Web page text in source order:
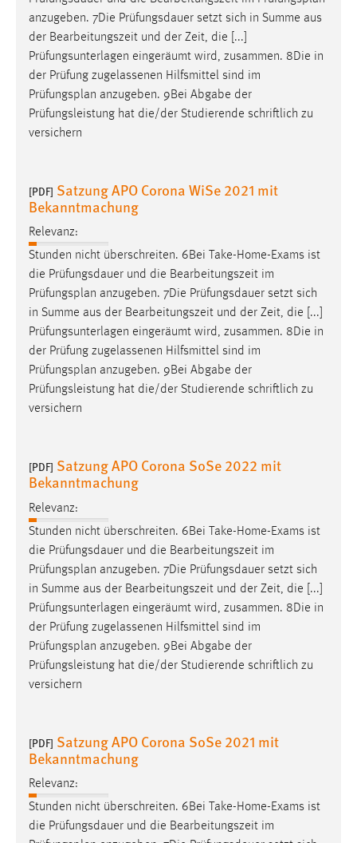
anzugeben. 7Die Prüfungsdauer setzt sich in Summe aus
der Bearbeitungszeit und der Zeit, die [...]
Prüfungsunterlagen eingeräumt wird, zusammen. 8Die in
der Prüfung zugelassenen Hilfsmittel sind im
Prüfungsplan anzugeben. 9Bei Abgabe der
Prüfungsleistung hat die/der Studierende schriftlich zu
versichern
[PDF] Satzung APO Corona WiSe 2021 mit
Bekanntmachung
Relevanz:
Stunden nicht überschreiten. 6Bei Take-Home-Exams ist
die Prüfungsdauer und die Bearbeitungszeit im
Prüfungsplan anzugeben. 7Die Prüfungsdauer setzt sich
in Summe aus der Bearbeitungszeit und der Zeit, die [...]
Prüfungsunterlagen eingeräumt wird, zusammen. 8Die in
der Prüfung zugelassenen Hilfsmittel sind im
Prüfungsplan anzugeben. 9Bei Abgabe der
Prüfungsleistung hat die/der Studierende schriftlich zu
versichern
[PDF] Satzung APO Corona SoSe 2022 mit
Bekanntmachung
Relevanz:
Stunden nicht überschreiten. 6Bei Take-Home-Exams ist
die Prüfungsdauer und die Bearbeitungszeit im
Prüfungsplan anzugeben. 7Die Prüfungsdauer setzt sich
in Summe aus der Bearbeitungszeit und der Zeit, die [...]
Prüfungsunterlagen eingeräumt wird, zusammen. 8Die in
der Prüfung zugelassenen Hilfsmittel sind im
Prüfungsplan anzugeben. 9Bei Abgabe der
Prüfungsleistung hat die/der Studierende schriftlich zu
versichern
[PDF] Satzung APO Corona SoSe 2021 mit
Bekanntmachung
Relevanz:
Stunden nicht überschreiten. 6Bei Take-Home-Exams ist
die Prüfungsdauer und die Bearbeitungszeit im